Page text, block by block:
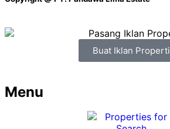
Buat Iklan Properti
Menu